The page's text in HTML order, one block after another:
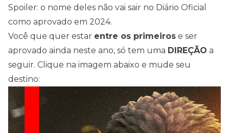
Spoiler: o nome deles não vai sair no Diário Oficial
como aprovado em 2024.
Você que quer estar entre os primeiros e ser
aprovado ainda neste ano, só tem uma DIREÇÃO a
seguir. Clique na imagem abaixo e mude seu
destino: